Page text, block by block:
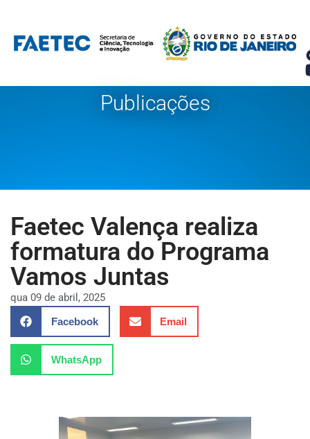
Pular
para
conteúdo
Publicações
Faetec Valença realiza
formatura do Programa
Vamos Juntas
qua 09 de abril, 2025
Facebook Email
WhatsApp